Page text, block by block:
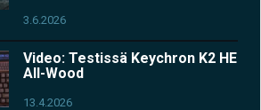
3.6.2026
Video: Testissä Keychron K2 HE
All-Wood
13.4.2026